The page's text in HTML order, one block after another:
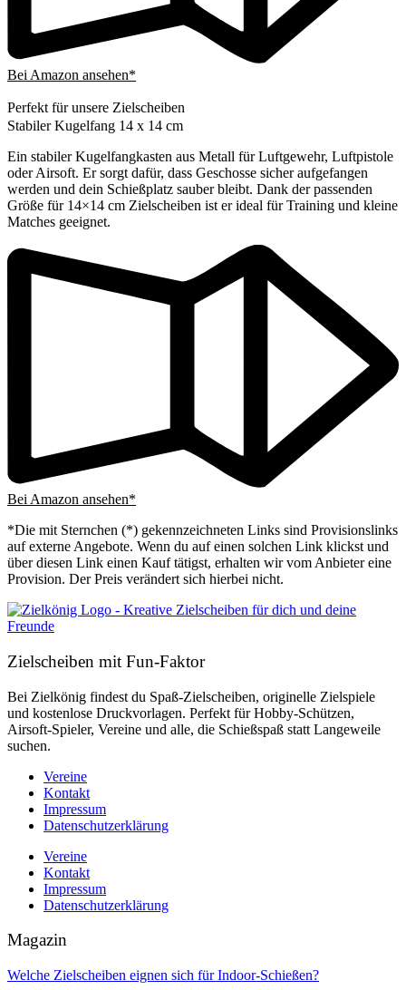
Bei Amazon ansehen*
Perfekt für unsere Zielscheiben
Stabiler Kugelfang 14 x 14 cm
Ein stabiler Kugelfangkasten aus Metall für Luftgewehr, Luftpistole
oder Airsoft. Er sorgt dafür, dass Geschosse sicher aufgefangen
werden und dein Schießplatz sauber bleibt. Dank der passenden
Größe für 14×14 cm Zielscheiben ist er ideal für Training und kleine
Matches geeignet.
Bei Amazon ansehen*
*Die mit Sternchen (*) gekennzeichneten Links sind Provisionslinks
auf externe Angebote. Wenn du auf einen solchen Link klickst und
über diesen Link einen Kauf tätigst, erhalten wir vom Anbieter eine
Provision. Der Preis verändert sich hierbei nicht.
Zielscheiben mit Fun-Faktor
Bei Zielkönig findest du Spaß-Zielscheiben, originelle Zielspiele
und kostenlose Druckvorlagen. Perfekt für Hobby-Schützen,
Airsoft-Spieler, Vereine und alle, die Schießspaß statt Langeweile
suchen.
Vereine
Kontakt
Impressum
Datenschutzerklärung
Vereine
Kontakt
Impressum
Datenschutzerklärung
Magazin
Welche Zielscheiben eignen sich für Indoor-Schießen?